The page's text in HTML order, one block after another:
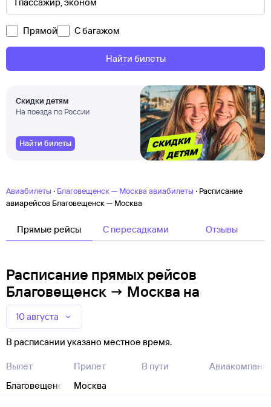
Прямой С багажом
Найти билеты
Скидки детям
На поезда по России
Найти билеты
Авиабилеты · Благовещенск — Москва авиабилеты · Расписание
авиарейсов Благовещенск — Москва
Прямые рейсы C пересадками Отзывы
Расписание прямых рейсов
Благовещенск → Москва на
10 августа
В расписании указано местное время.
Вылет
Благовещенск
Прилет
Москва
В пути